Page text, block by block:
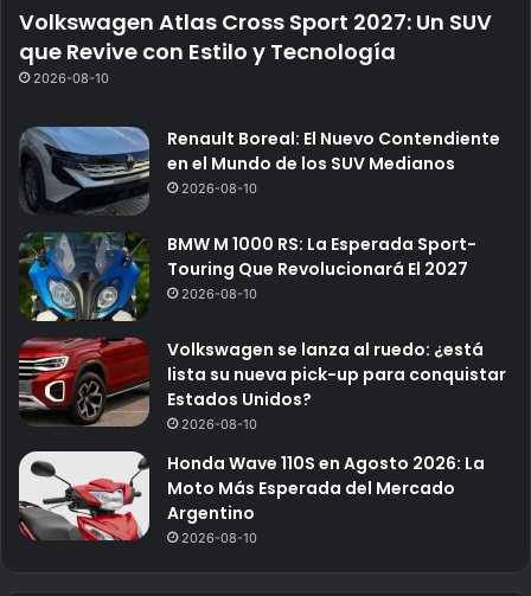
Volkswagen Atlas Cross Sport 2027: Un SUV
que Revive con Estilo y Tecnología
2026-08-10
Renault Boreal: El Nuevo Contendiente
en el Mundo de los SUV Medianos
2026-08-10
BMW M 1000 RS: La Esperada Sport-
Touring Que Revolucionará El 2027
2026-08-10
Volkswagen se lanza al ruedo: ¿está
lista su nueva pick-up para conquistar
Estados Unidos?
2026-08-10
Honda Wave 110S en Agosto 2026: La
Moto Más Esperada del Mercado
Argentino
2026-08-10